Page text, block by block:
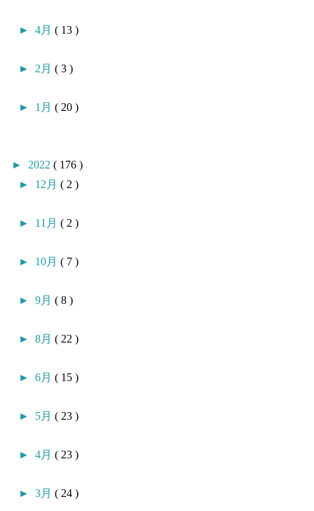
► 4月 ( 13 )
► 2月 ( 3 )
► 1月 ( 20 )
► 2022 ( 176 )
► 12月 ( 2 )
► 11月 ( 2 )
► 10月 ( 7 )
► 9月 ( 8 )
► 8月 ( 22 )
► 6月 ( 15 )
► 5月 ( 23 )
► 4月 ( 23 )
► 3月 ( 24 )